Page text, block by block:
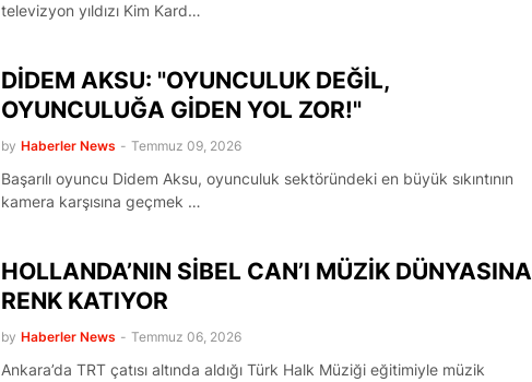
televizyon yıldızı Kim Kard…
DİDEM AKSU: "OYUNCULUK DEĞİL,
OYUNCULUĞA GİDEN YOL ZOR!"
by Haberler News - Temmuz 09, 2026
Başarılı oyuncu Didem Aksu, oyunculuk sektöründeki en büyük sıkıntının
kamera karşısına geçmek …
HOLLANDA’NIN SİBEL CAN’I MÜZİK DÜNYASINA
RENK KATIYOR
by Haberler News - Temmuz 06, 2026
Ankara’da TRT çatısı altında aldığı Türk Halk Müziği eğitimiyle müzik